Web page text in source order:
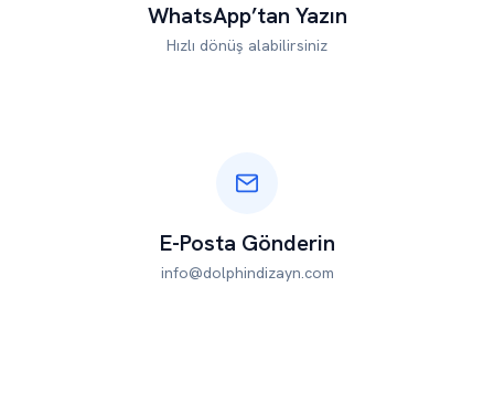
WhatsApp’tan Yazın
Hızlı dönüş alabilirsiniz
E-Posta Gönderin
info@dolphindizayn.com